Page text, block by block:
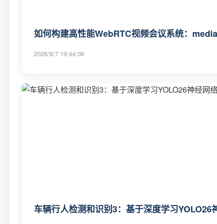
如何构建高性能WebRTC视频会议系统：
2026/8/7 19:44:06
车辆行人检测和识别3：基于深度学习